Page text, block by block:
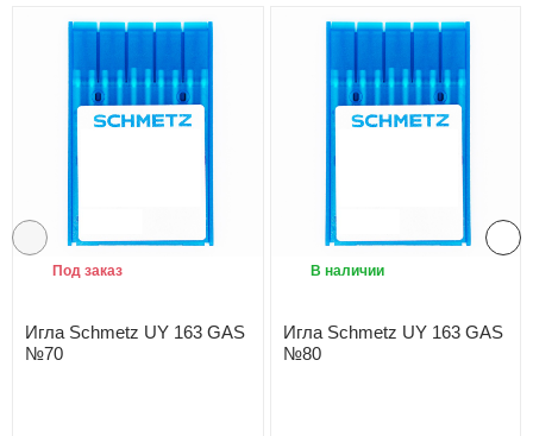
Игла Schmetz UY 163 GAS
№70
Под заказ
Игла Schmetz UY 163 GAS
№80
В наличии